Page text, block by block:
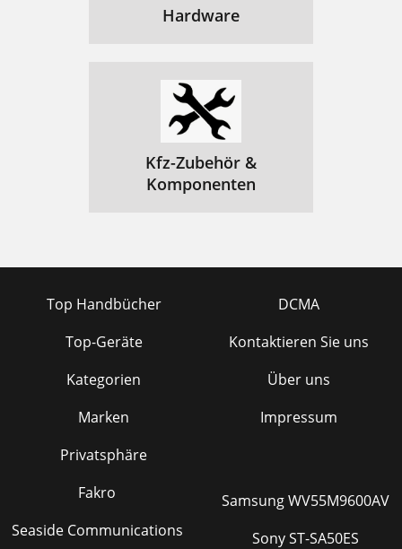
Hardware
Kfz-Zubehör &
Komponenten
Top Handbücher
Top-Geräte
Kategorien
Marken
Privatsphäre
DCMA
Kontaktieren Sie uns
Über uns
Impressum
Fakro
Seaside Communications
Samsung WV55M9600AV
Sony ST-SA50ES